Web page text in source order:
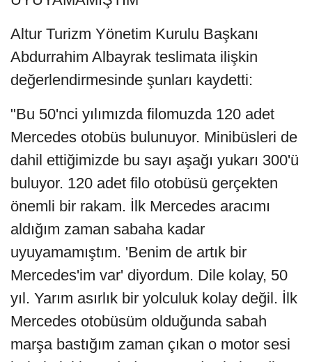
Altur Turizm Yönetim Kurulu Başkanı
Abdurrahim Albayrak teslimata ilişkin
değerlendirmesinde şunları kaydetti:
"Bu 50'nci yılımızda filomuzda 120 adet
Mercedes otobüs bulunuyor. Minibüsleri de
dahil ettiğimizde bu sayı aşağı yukarı 300'ü
buluyor. 120 adet filo otobüsü gerçekten
önemli bir rakam. İlk Mercedes aracımı
aldığım zaman sabaha kadar
uyuyamamıştım. 'Benim de artık bir
Mercedes'im var' diyordum. Dile kolay, 50
yıl. Yarım asırlık bir yolculuk kolay değil. İlk
Mercedes otobüsüm olduğunda sabah
marşa bastığım zaman çıkan o motor sesi